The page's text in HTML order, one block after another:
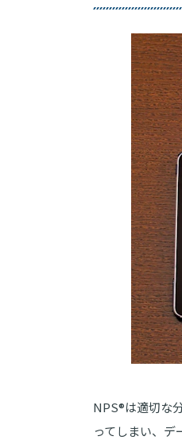
NPS®︎は適切な
ってしまい、